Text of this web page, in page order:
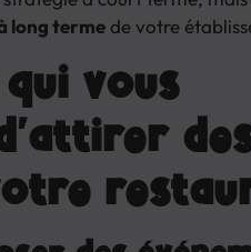
long termede votre
vous